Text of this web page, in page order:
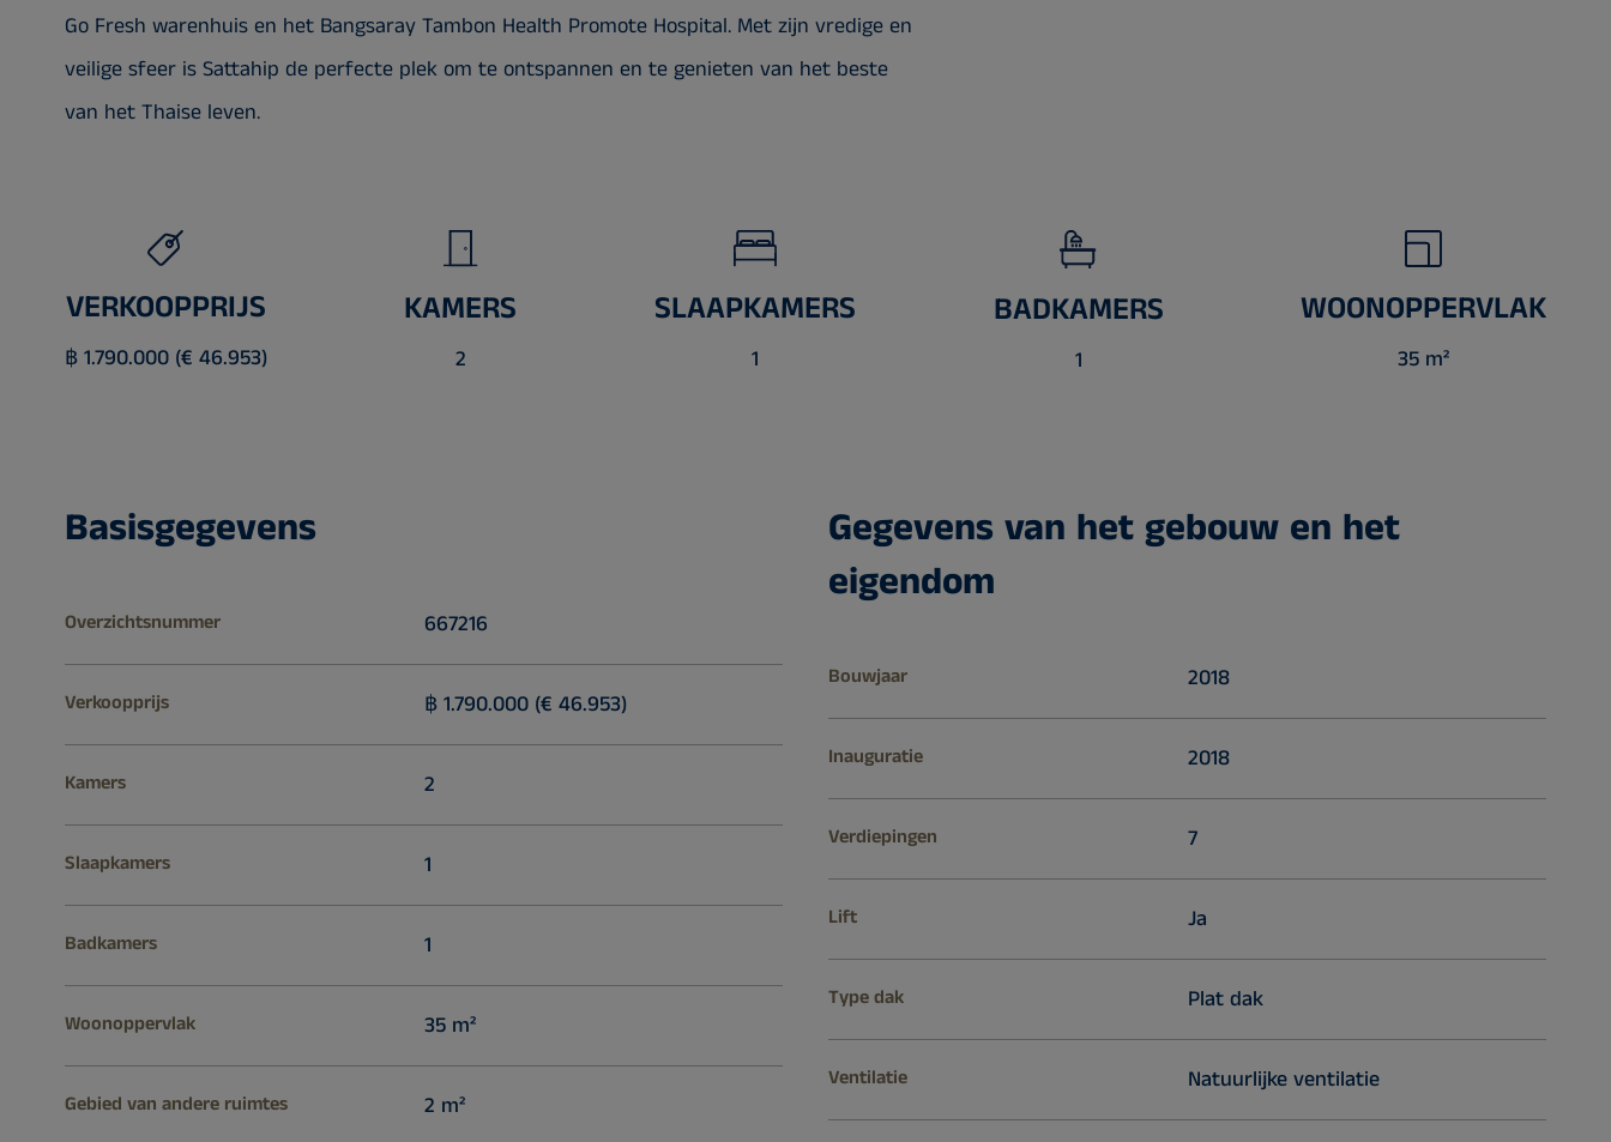
Go Fresh warenhuis en het Bangsaray Tambon Health Promote Hospital. Met zijn vredige en
veilige sfeer is Sattahip de perfecte plek om te ontspannen en te genieten van het beste
van het Thaise leven.
VERKOOPPRIJS
฿ 1.790.000 (€ 46.953)
KAMERS
2
SLAAPKAMERS
1
BADKAMERS
1
WOONOPPERVLAK
35 m²
Basisgegevens
Overzichtsnummer 667216
Verkoopprijs ฿ 1.790.000 (€ 46.953)
Kamers 2
Slaapkamers 1
Badkamers 1
Woonoppervlak 35 m²
Gebied van andere ruimtes 2 m²
Gegevens van het gebouw en het
eigendom
Bouwjaar 2018
Inauguratie 2018
Verdiepingen 7
Lift Ja
Type dak Plat dak
Ventilatie Natuurlijke ventilatie